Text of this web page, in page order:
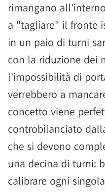
rimangano
a "tagliare" il fronte
in un paio di turni
con la riduzione dei
l'impossibilità di
verrebbero a
concetto viene
controbilanciato
che si devono
una decina di turni:
calibrare ogni